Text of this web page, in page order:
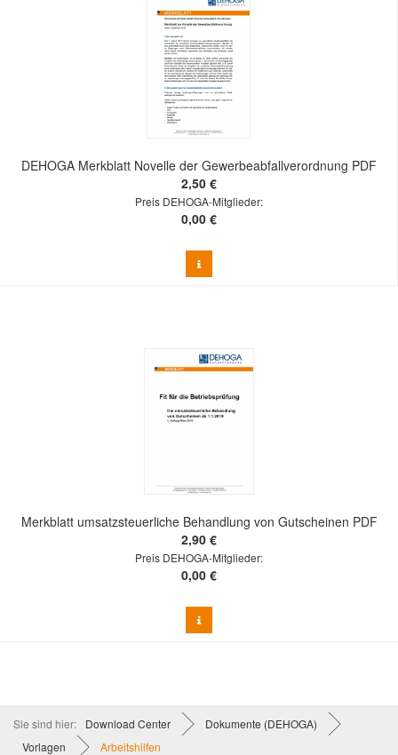
DEHOGA Merkblatt Novelle der Gewerbeabfallverordnung PDF
2,50 €
Preis DEHOGA-Mitglieder:
0,00 €
Merkblatt umsatzsteuerliche Behandlung von Gutscheinen PDF
2,90 €
Preis DEHOGA-Mitglieder:
0,00 €
Sie sind hier: Download Center
Dokumente (DEHOGA)
Vorlagen
Arbeitshilfen